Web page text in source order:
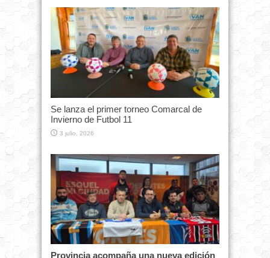
Se lanza el primer torneo Comarcal de
Invierno de Futbol 11
3 julio, 2026
Provincia acompaña una nueva edición